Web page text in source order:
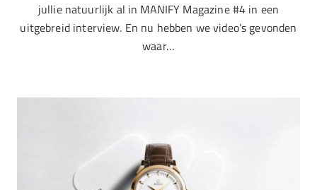
jullie natuurlijk al in MANIFY Magazine #4 in een
uitgebreid interview. En nu hebben we video’s gevonden
waar…